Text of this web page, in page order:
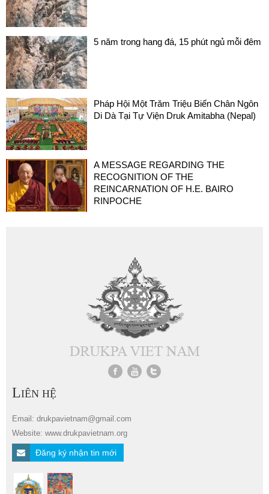
5 năm trong hang đá, 15 phút ngủ mỗi đêm
Pháp Hội Một Trăm Triệu Biến Chân Ngôn
Di Dà Tại Tự Viện Druk Amitabha (Nepal)
A MESSAGE REGARDING THE
RECOGNITION OF THE
REINCARNATION OF H.E. BAIRO
RINPOCHE
LIÊN HỆ
Email: drukpavietnam@gmail.com
Website: www.drukpavietnam.org
Đăng ký nhận tin mới